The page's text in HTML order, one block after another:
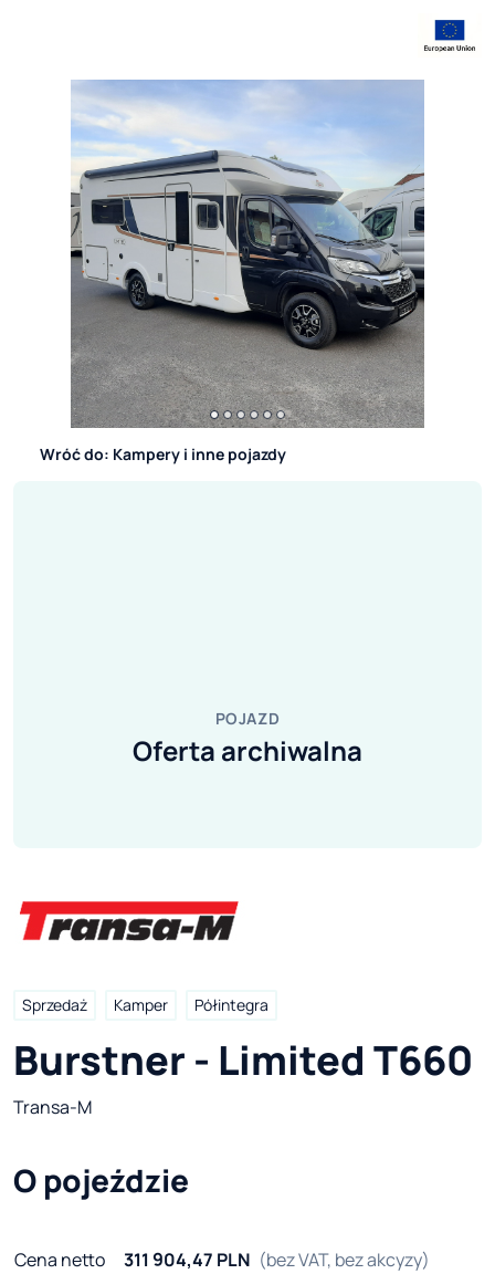
Wróć do: Kampery i inne pojazdy
POJAZD
Oferta archiwalna
Sprzedaż Kamper Półintegra
Burstner - Limited T660
Transa-M
O pojeździe
Cena netto 311 904,47 PLN (bez VAT, bez akcyzy)